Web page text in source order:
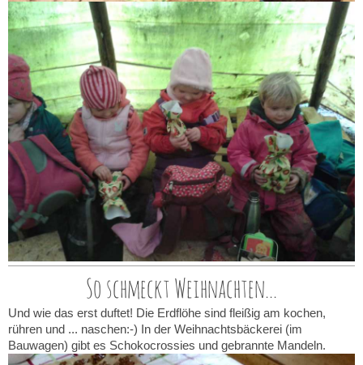
So schmeckt Weihnachten...
Und wie das erst duftet! Die Erdflöhe sind fleißig am kochen,
rühren und ... naschen:-) In der Weihnachtsbäckerei (im
Bauwagen) gibt es Schokocrossies und gebrannte Mandeln.